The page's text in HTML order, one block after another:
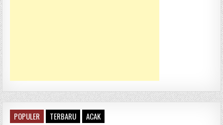
POPULER TERBARU ACAK